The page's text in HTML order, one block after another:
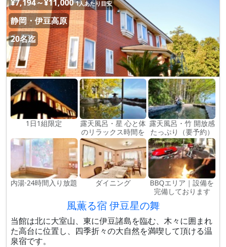
¥7,194～¥11,000 1人あたり目安
静岡・伊豆高原
20名迄
1日1組限定
露天風呂・星 心と体
のリラックス時間を
露天風呂・竹 開放感
たっぷり（要予約）
内湯·24時間入り放題 ダイニング
BBQエリア｜設備を
完備しております
風薫る宿 伊豆星の舞
当館は北に大室山、東に伊豆諸島を臨む、木々に囲まれ
た高台に位置し、四季折々の大自然を満喫して頂ける温
泉宿です。